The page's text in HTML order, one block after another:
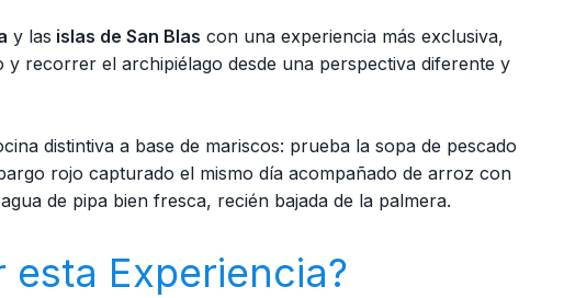
y las islas de San Blas con una experiencia más exclusiva,
recorrer el archipiélago desde una perspectiva diferente y
distintiva a base de mariscos: prueba la sopa de pescado
rojo capturado el mismo día acompañado de arroz con
de pipa bien fresca, recién bajada de la palmera.
esta Experiencia?